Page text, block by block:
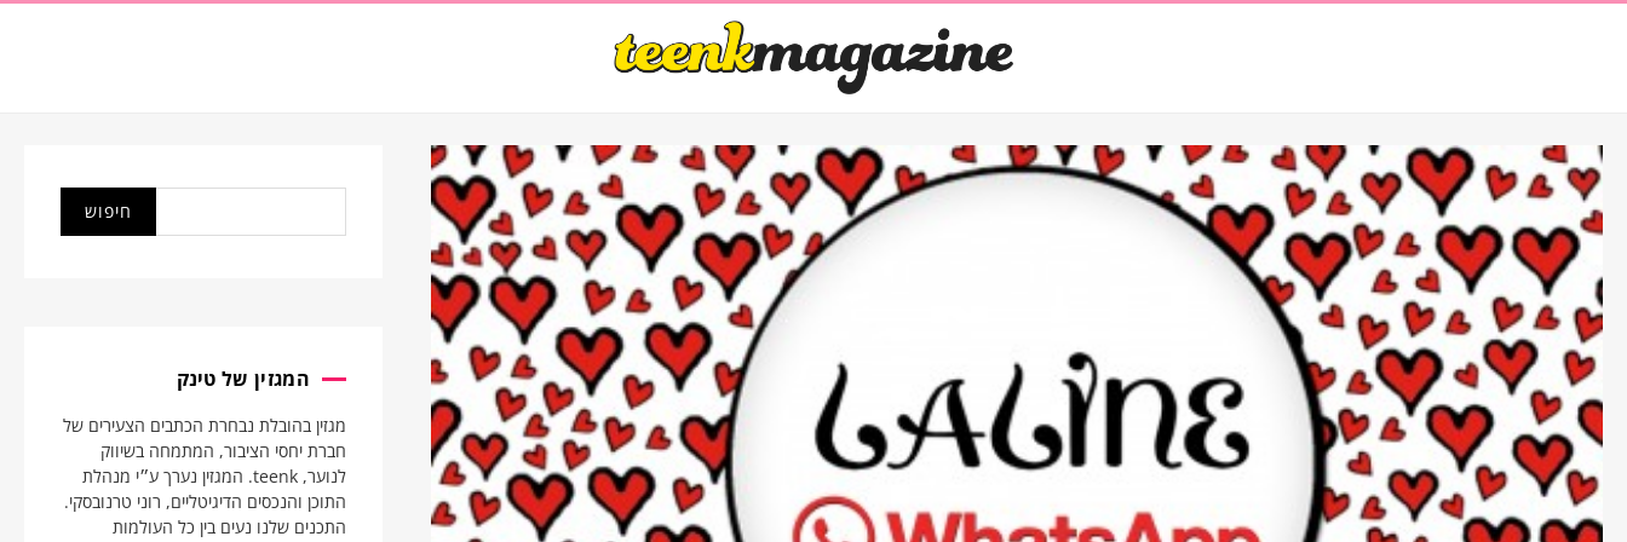
המגזין של טינק
מגזין בהובלת נבחרת הכתבים הצעירים של
חברת יחסי הציבור, המתמחה בשיווק
לנוער, teenk. המגזין נערך ע״י מנהלת
התוכן והנכסים הדיגיטליים, רוני טרנובסקי.
התכנים שלנו נעים בין כל העולמות